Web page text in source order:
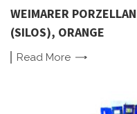
WEIMARER
(SILOS), ORANGE
Read More